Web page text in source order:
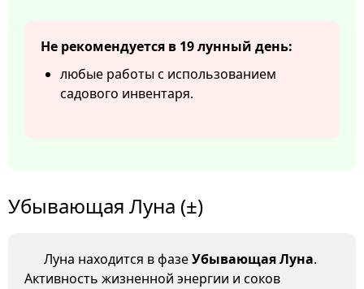
Не рекомендуется в 19 лунный день:
любые работы с использованием
садового инвентаря.
Убывающая Луна (±)
Луна находится в фазеУбывающая Луна.
Активность жизненной энергии и соков